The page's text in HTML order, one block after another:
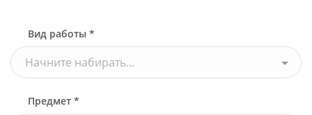
Вид работы *
Начните набирать...
Предмет *